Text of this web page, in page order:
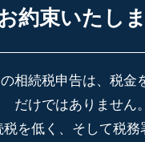
約束いたし
相続税申告は、税金
だけではありません。
税を低く、そして税務